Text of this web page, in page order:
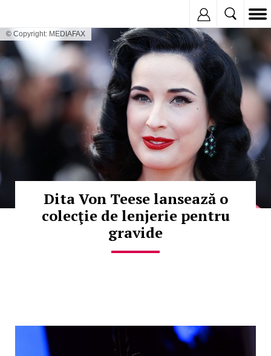
© Copyright: MEDIAFAX
Dita Von Teese lansează o
colecţie de lenjerie pentru
gravide